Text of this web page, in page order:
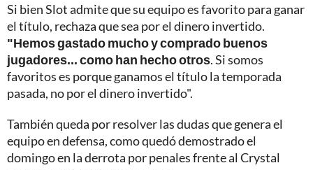
Si bien Slot admite que su equipo es favorito para ganar
el título, rechaza que sea por el dinero invertido.
"Hemos gastado mucho y comprado buenos
jugadores... como han hecho otros. Si somos
favoritos es porque ganamos el título la temporada
pasada, no por el dinero invertido".
También queda por resolver las dudas que genera el
equipo en defensa, como quedó demostrado el
domingo en la derrota por penales frente al Crystal